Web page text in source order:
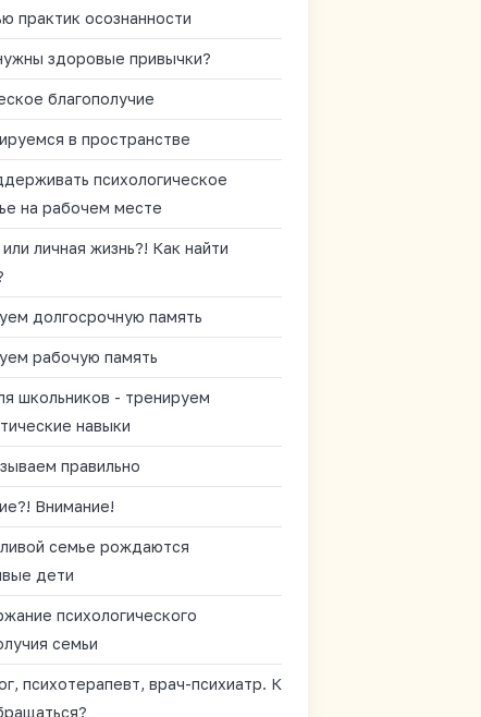
практик осознанности
здоровые привычки?
благополучие
в пространстве
психологическое
на рабочем месте
личная жизнь?! Как найти
долгосрочную память
рабочую память
школьников - тренируем
навыки
правильно
Внимание!
семье рождаются
дети
психологического
семьи
психотерапевт, врач-психиатр. К